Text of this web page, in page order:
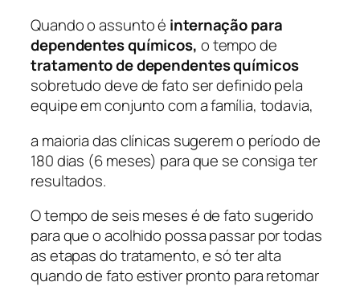
Quando o assunto é internação para
dependentes químicos, o tempo de
tratamento de dependentes químicos
sobretudo deve de fato ser definido pela
equipe em conjunto com a família, todavia,
a maioria das clínicas sugerem o período de
180 dias (6 meses) para que se consiga ter
resultados.
O tempo de seis meses é de fato sugerido
para que o acolhido possa passar por todas
as etapas do tratamento, e só ter alta
quando de fato estiver pronto para retomar